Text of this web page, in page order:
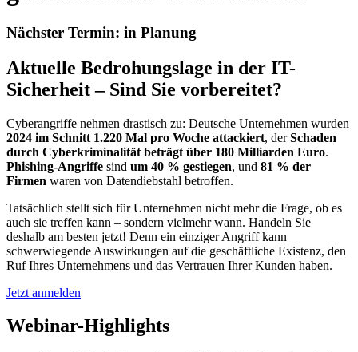
Nächster Termin: in Planung
Aktuelle Bedrohungslage in der IT-
Sicherheit – Sind Sie vorbereitet?
Cyberangriffe nehmen drastisch zu: Deutsche Unternehmen wurden
2024 im Schnitt 1.220 Mal pro Woche attackiert, derSchaden
durch Cyberkriminalität beträgt über 180 Milliarden Euro.
Phishing-Angriffe sind um 40 % gestiegen, und 81 % der
Firmen waren von Datendiebstahl betroffen.
Tatsächlich stellt sich für Unternehmen nicht mehr die Frage, ob es
auch sie treffen kann – sondern vielmehr wann. Handeln Sie
deshalb am besten jetzt! Denn ein einziger Angriff kann
schwerwiegende Auswirkungen auf die geschäftliche Existenz, den
Ruf Ihres Unternehmens und das Vertrauen Ihrer Kunden haben.
Jetzt anmelden
Webinar-Highlights